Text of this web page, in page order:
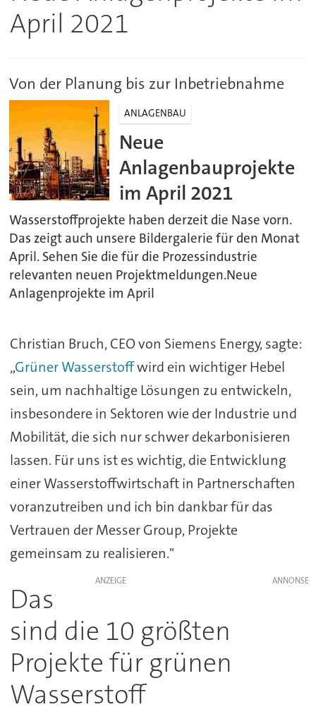
April 2021
Von der Planung bis zur Inbetriebnahme
ANLAGENBAU
Neue
Anlagenbauprojekte
im April 2021
Wasserstoffprojekte haben derzeit die Nase vorn.
Das zeigt auch unsere Bildergalerie für den Monat
April. Sehen Sie die für die Prozessindustrie
relevanten neuen Projektmeldungen.Neue
Anlagenprojekte im April
Christian Bruch, CEO von Siemens Energy, sagte:
„Grüner Wasserstoffwird ein wichtiger Hebel
sein, um nachhaltige Lösungen zu entwickeln,
insbesondere in Sektoren wie der Industrie und
Mobilität, die sich nur schwer dekarbonisieren
lassen. Für uns ist es wichtig, die Entwicklung
einer Wasserstoffwirtschaft in Partnerschaften
voranzutreiben und ich bin dankbar für das
Vertrauen der Messer Group, Projekte
gemeinsam zu realisieren."
ANZEIGE
Das
sind die 10 größten
Projekte für grünen
Wasserstoff